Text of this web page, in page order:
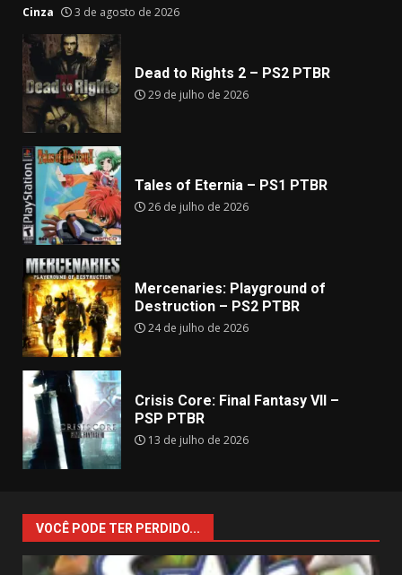
Cinza 3 de agosto de 2026
Dead to Rights 2 – PS2 PTBR
29 de julho de 2026
Tales of Eternia – PS1 PTBR
26 de julho de 2026
Mercenaries: Playground of
Destruction – PS2 PTBR
24 de julho de 2026
Crisis Core: Final Fantasy VII –
PSP PTBR
13 de julho de 2026
VOCÊ PODE TER PERDIDO...